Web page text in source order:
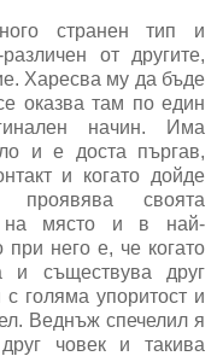
странен тип и
от другите,
Харесва му да бъде
оказва там по един
начин. Има
и е доста пъргав,
и когато дойде
своята
на място и в най-
него е, че когато
съществува друг
с голяма упоритост и
Веднъж спечелил я
човек и такива